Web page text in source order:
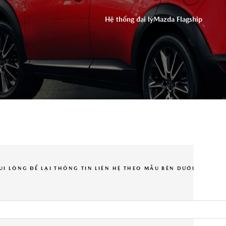
Hệ thống đại lýMazda Flagship
ỨNG DỤNG THACO AUTO SERVICES
LÒNG ĐỂ LẠI THÔNG TIN LIÊN HỆ THEO MẪU BÊN DƯỚI